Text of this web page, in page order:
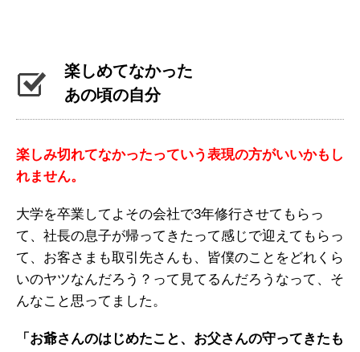
楽しめてなかった
あの頃の自分
楽しみ切れてなかったっていう表現の方がいいかもし
れません。
大学を卒業してよその会社で3年修行させてもらっ
て、社長の息子が帰ってきたって感じで迎えてもらっ
て、お客さまも取引先さんも、皆僕のことをどれくら
いのヤツなんだろう？って見てるんだろうなって、そ
んなこと思ってました。
「お爺さんのはじめたこと、お父さんの守ってきたも